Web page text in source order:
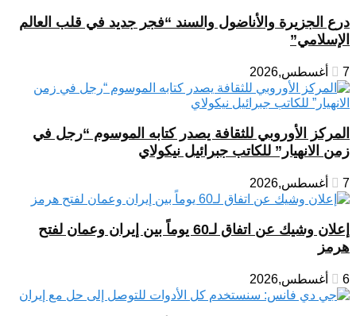
درع الجزيرة والأناضول والسند “فجر جديد في قلب العالم
الإسلامي”
7 أغسطس,2026
المركز الأوروبي للثقافة يصدر كتابه الموسوم “رجل في
زمن الانهيار” للكاتب جبرائيل نيكولاي
7 أغسطس,2026
إعلان وشيك عن اتفاق لـ60 يوماً بين إيران وعمان لفتح
هرمز
6 أغسطس,2026